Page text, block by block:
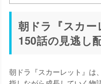
朝ドラ『スカー
150話の見逃し
朝ドラ『スカーレット』は